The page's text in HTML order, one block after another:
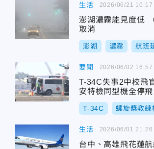
生活
澎湖濃霧能見度低
取消
澎湖 濃霧 航班
2026/06/21 10:17
要聞
T-34C失事2中校飛
安特檢同型機全停飛
T-34C 螺旋槳教練
2026/06/02 16:57
生活
台中、高雄飛花蓮
2026/06/01 21:26